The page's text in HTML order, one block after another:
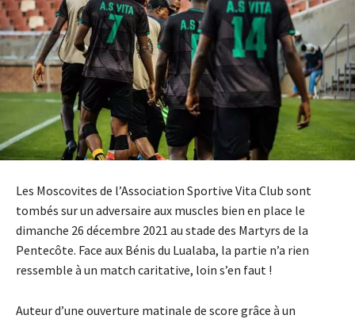
Les Moscovites de l’Association Sportive Vita Club sont
tombés sur un adversaire aux muscles bien en place le
dimanche 26 décembre 2021 au stade des Martyrs de la
Pentecôte. Face aux Bénis du Lualaba, la partie n’a rien
ressemble à un match caritative, loin s’en faut !
Auteur d’une ouverture matinale de score grâce à un